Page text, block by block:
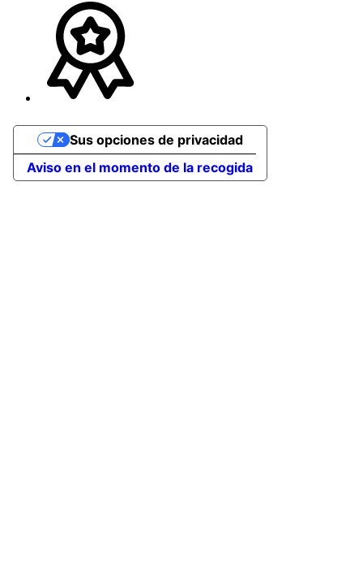
Aviso en el momento de la recogida
Sus opciones de privacidad